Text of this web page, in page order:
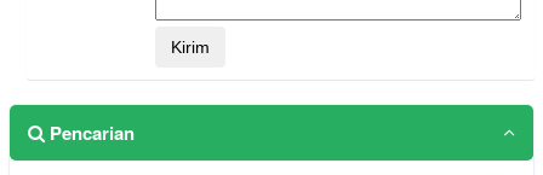
Pencarian